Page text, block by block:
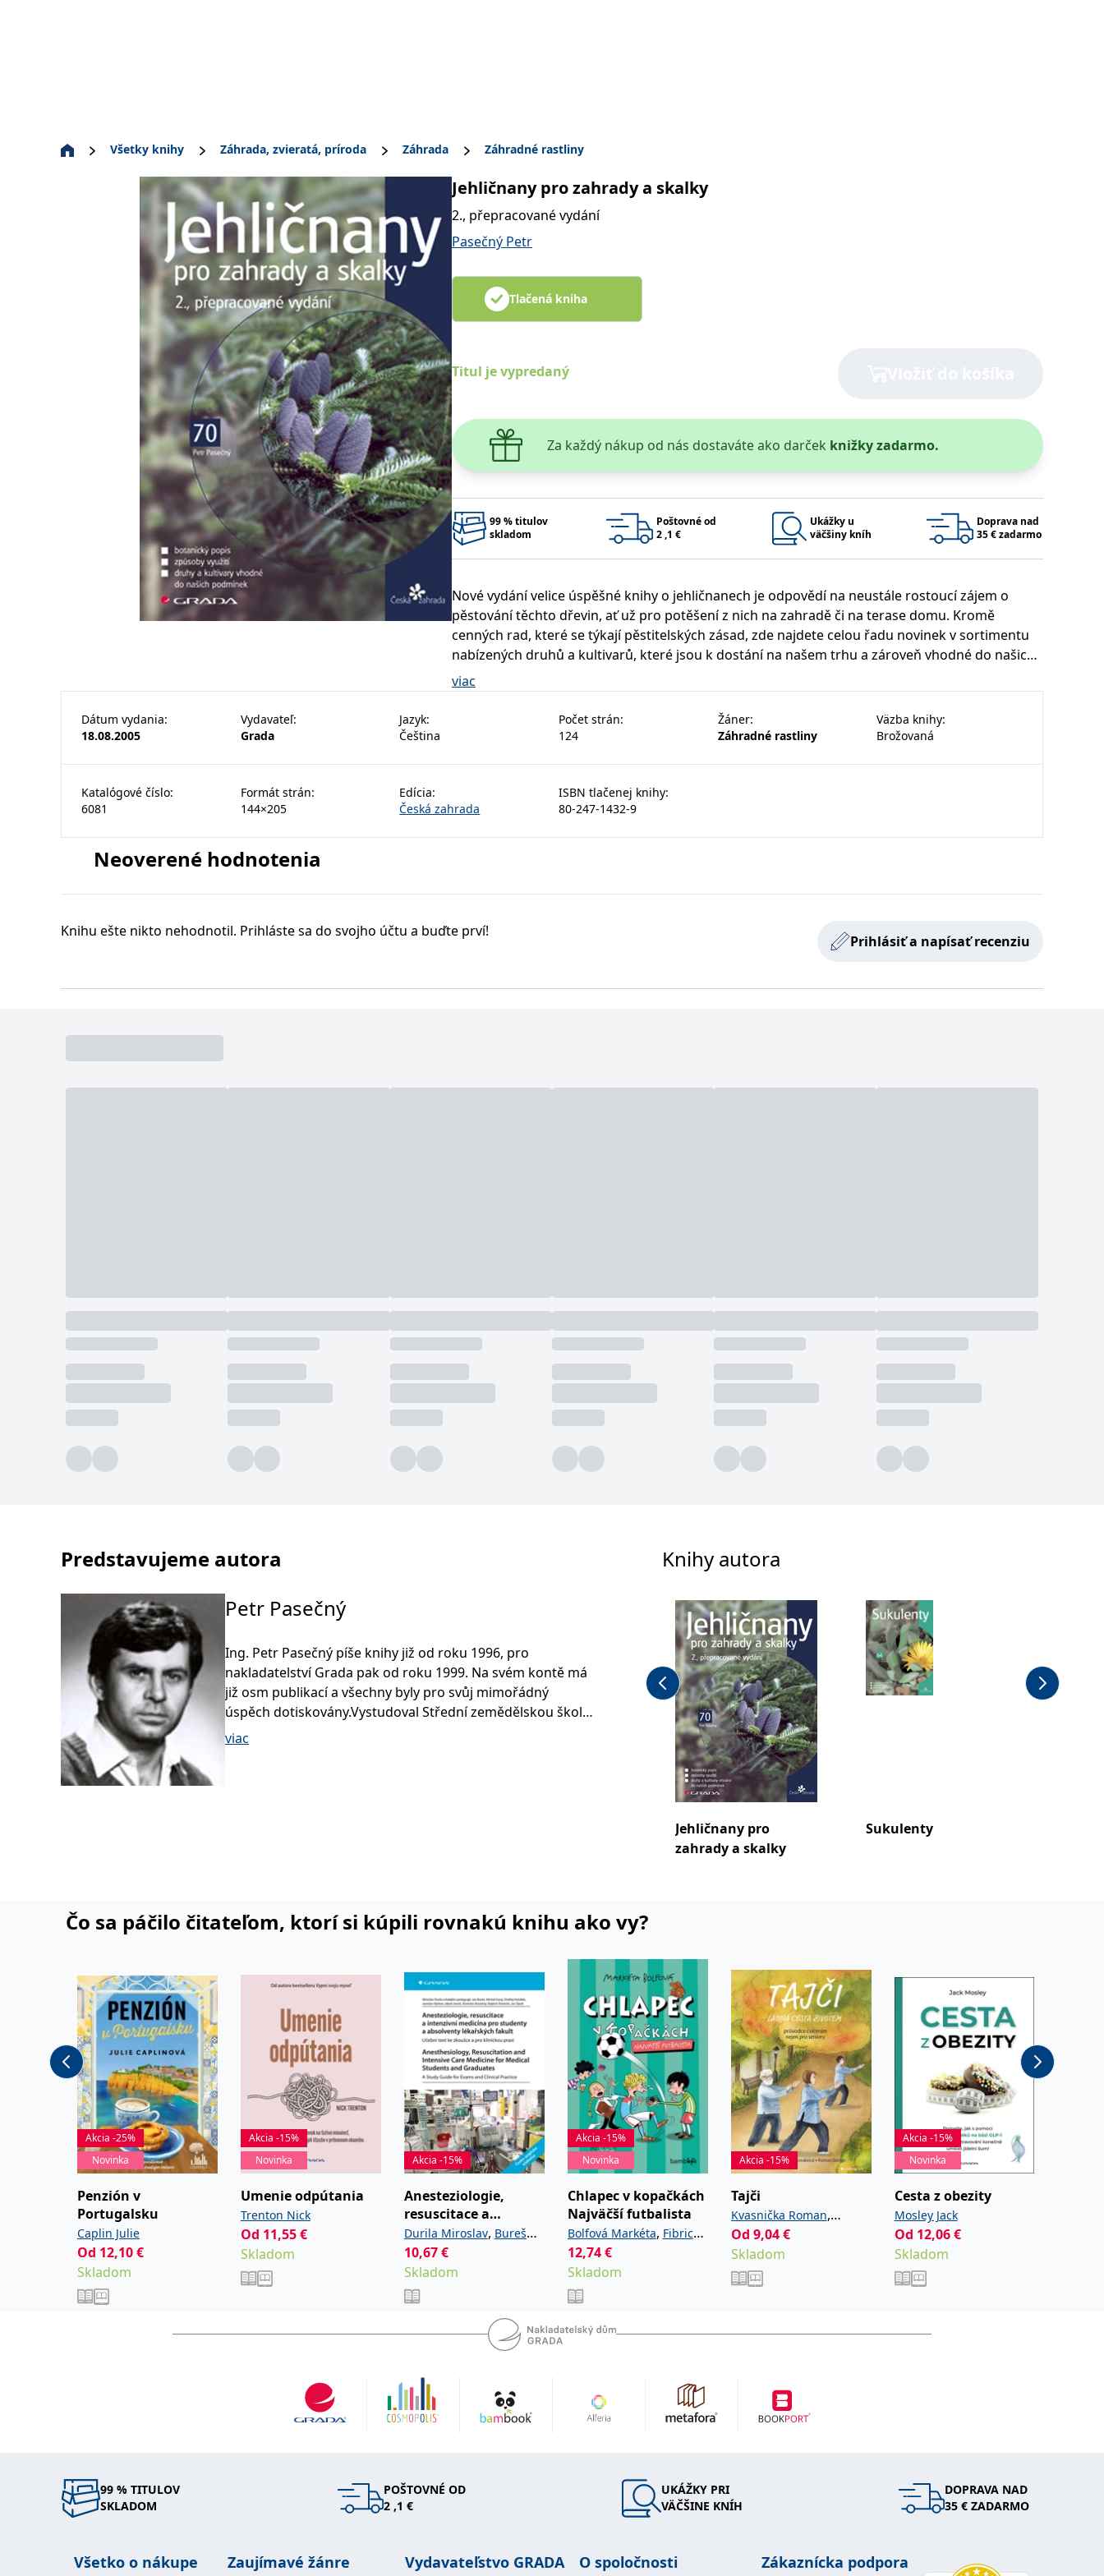
Všetky knihy Záhrada, zvieratá, príroda Záhrada Záhradné rastliny
Jehličnany pro zahrady a skalky
2., přepracované vydání
Pasečný Petr
Tlačená kniha
Titul je vypredaný
Za každý nákup od nás dostaváte ako darček knižky zadarmo.
99 % titulov
skladom
Poštovné od
2 ,1 €
Ukážky u
väčšiny kníh
Doprava nad
35 € zadarmo
Nové vydání velice úspěšné knihy o jehličnanech je odpovědí na neustále rostoucí zájem o
pěstování těchto dřevin, ať už pro potěšení z nich na zahradě či na terase domu. Kromě
cenných rad, které se týkají pěstitelských zásad, zde najdete celou řadu novinek v sortimentu
nabízených druhů a kultivarů, které jsou k dostání na našem trhu a zároveň vhodné do našich
klimatických a půdních podmínek. K atraktivnosti publikace přispívá i zbrusu nová příloha.
viac
Dátum vydania:
18.08.2005
Vydavateľ:
Grada
Jazyk:
Čeština
Počet strán:
124
Žáner:
Záhradné rastliny
Väzba knihy:
Brožovaná
Katalógové číslo:
6081
Formát strán:
144×205
Edícia:
Česká zahrada
ISBN tlačenej knihy:
80-247-1432-9
Neoverené hodnotenia
Knihu ešte nikto nehodnotil. Prihláste sa do svojho účtu a buďte prví!
Prihlásiť a napísať recenziu
Predstavujeme autora
Petr Pasečný
Ing. Petr Pasečný píše knihy již od roku 1996, pro
nakladatelství Grada pak od roku 1999. Na svém kontě má
již osm publikací a všechny byly pro svůj mimořádný
úspěch dotiskovány.Vystudoval Střední zemědělskou školu
v Mělníku a VŠZ Brno - specializace zahradní architektura,
viac
Knihy autora
Jehličnany pro
zahrady a skalky
Sukulenty
Čo sa páčilo čitateľom, ktorí si kúpili rovnakú knihu ako vy?
Akcia -25%
Novinka
Penzión v
Portugalsku
Caplin Julie
Od 12,10€
Skladom
Akcia -15%
Novinka
Umenie odpútania
Trenton Nick
Od 11,55€
Skladom
Akcia -15%
Anesteziologie,
resuscitace a
intenzivní medicína
pro studenty a
absolventy
lékařských fakult.
Anest
Durila Miroslav, Bureš
Jan,Garaj Michal
Hubálek Ondřej
Jaroslav
Šimeček Vojtěch,
Šípek
10,67€
Skladom
Akcia -15%
Novinka
Chlapec v kopačkách
Najväčší futbalista
Bolfová Markéta, Fibrich
Lukáš
12,74€
Skladom
Akcia -15%
Tajči
Kvasnička Roman,
Nováková Radka
Roman
Od 9,04€
Skladom
Akcia -15%
Novinka
Cesta z obezity
Mosley Jack
Od 12,06€
Skladom
99 % TITULOV
SKLADOM
POŠTOVNÉ OD
2 ,1 €
UKÁŽKY PRI
VÄČŠINE KNÍH
DOPRAVA NAD
35 € ZADARMO
Všetko o nákupe Zaujímavé žánre Vydavateľstvo GRADA O spoločnosti Zákaznícka podpora